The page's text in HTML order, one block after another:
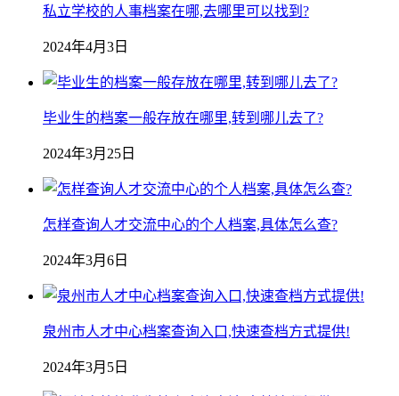
私立学校的人事档案在哪,去哪里可以找到?
2024年4月3日
毕业生的档案一般存放在哪里,转到哪儿去了?
2024年3月25日
怎样查询人才交流中心的个人档案,具体怎么查?
2024年3月6日
泉州市人才中心档案查询入口,快速查档方式提供!
2024年3月5日